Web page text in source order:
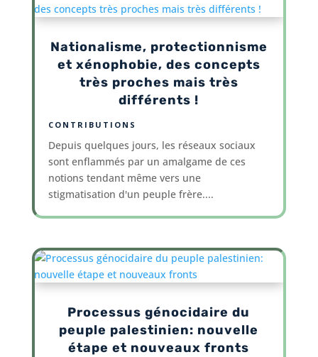
Nationalisme, protectionnisme
et xénophobie, des concepts
très proches mais très
différents !
CONTRIBUTIONS
Depuis quelques jours, les réseaux sociaux
sont enflammés par un amalgame de ces
notions tendant même vers une
stigmatisation d'un peuple frère....
Processus génocidaire du
peuple palestinien: nouvelle
étape et nouveaux fronts